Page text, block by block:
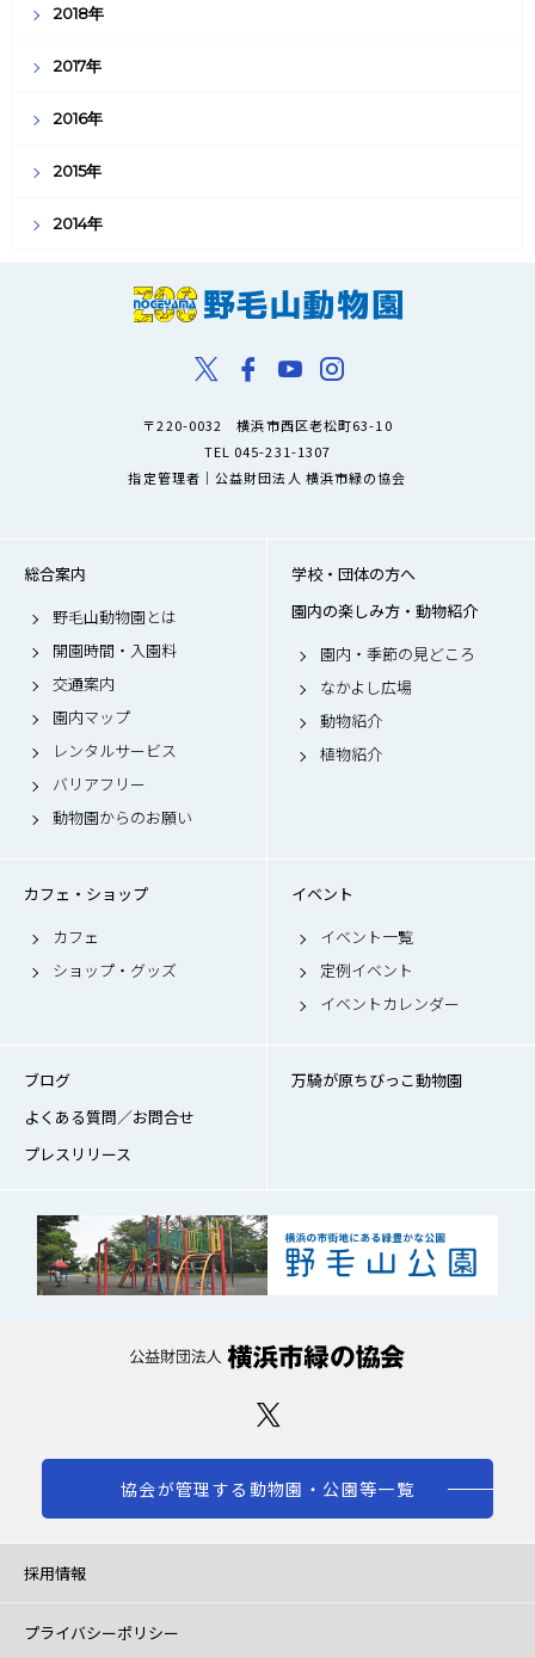
2018年
2017年
2016年
2015年
2014年
〒220-0032 横浜市西区老松町63-10
TEL 045-231-1307
指定管理者｜公益財団法人 横浜市緑の協会
総合案内
野毛山動物園とは
開園時間・入園料
交通案内
園内マップ
レンタルサービス
バリアフリー
動物園からのお願い
学校・団体の方へ
園内の楽しみ方・動物紹介
園内・季節の見どころ
なかよし広場
動物紹介
植物紹介
カフェ・ショップ
カフェ
ショップ・グッズ
イベント
イベント一覧
定例イベント
イベントカレンダー
ブログ
よくある質問／お問合せ
プレスリリース
万騎が原ちびっこ動物園
協会が管理する動物園・公園等一覧
採用情報
プライバシーポリシー